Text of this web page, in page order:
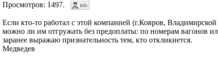
Просмотров: 1497.
Если кто-то работал с этой компанией (г.Ковров,
можно ли им отгружать без предоплаты: по номерам вагонов
заранее выражаю признательность тем, кто откликнется.
Медведев